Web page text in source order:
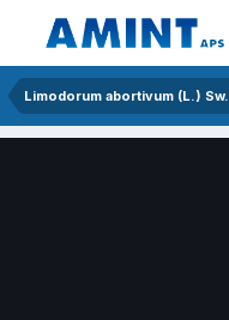
Limodorum abortivum (L.) Sw.